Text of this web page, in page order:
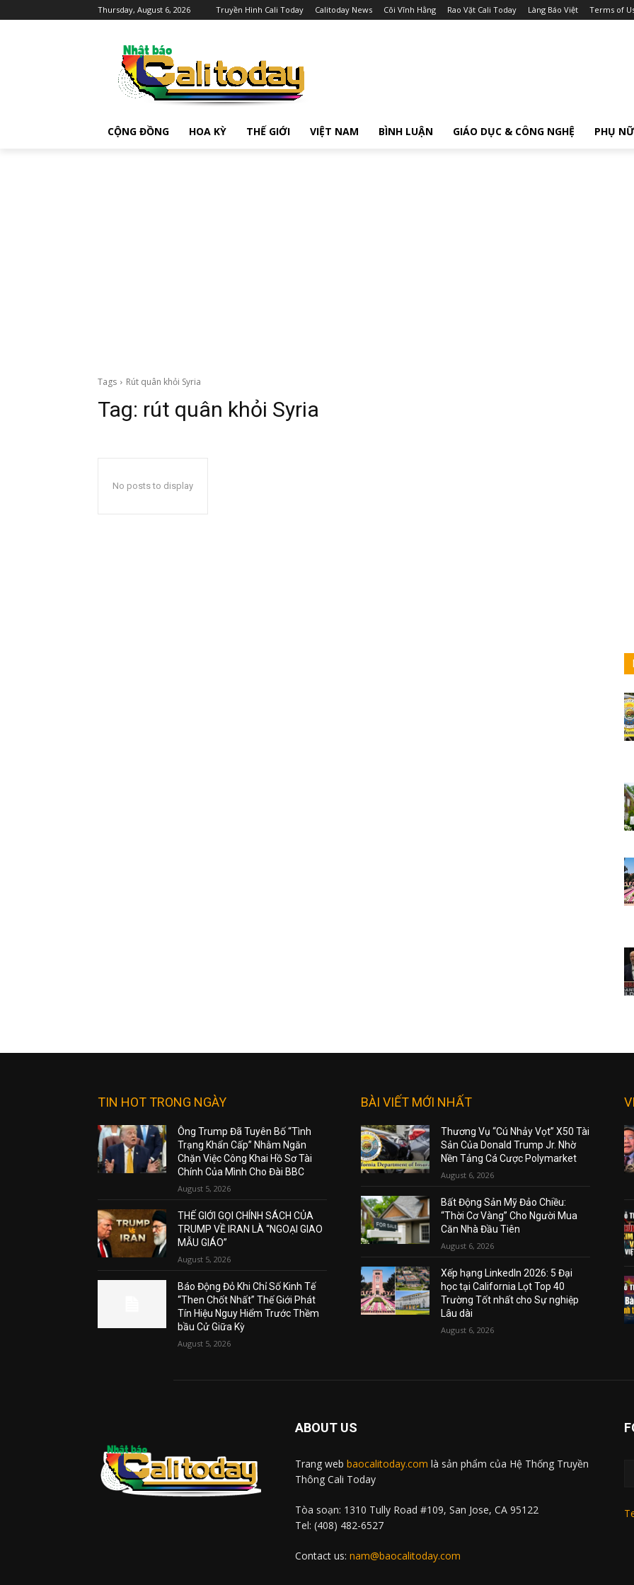
Thursday, August 6, 2026 Truyền Hình Cali Today Calitoday News Cõi Vĩnh Hằng Rao Vặt Cali Today Làng Báo Việt Terms of
CỘNG ĐỒNG HOA KỲ THẾ GIỚI VIỆT NAM BÌNH LUẬN GIÁO DỤC & CÔNG NGHỆ PHỤ NỮ
Tags Rút quân khỏi Syria
Tag: rút quân khỏi Syria
No posts to display
TIN HOT TRONG NGÀY
Ông Trump Đã Tuyên Bố “Tình
Trạng Khẩn Cấp” Nhằm Ngăn
Chặn Việc Công Khai Hồ Sơ Tài
Chính Của Mình Cho Đài BBC
August 5, 2026
THẾ GIỚI GỌI CHÍNH SÁCH CỦA
TRUMP VỀ IRAN LÀ “NGOẠI GIAO
MẪU GIÁO”
August 5, 2026
Báo Động Đỏ Khi Chỉ Số Kinh Tế
“Then Chốt Nhất” Thế Giới Phát
Tín Hiệu Nguy Hiểm Trước Thềm
bầu Cử Giữa Kỳ
August 5, 2026
BÀI VIẾT MỚI NHẤT
Thương Vụ “Cú Nhảy Vọt” X50 Tài
Sản Của Donald Trump Jr. Nhờ
Nền Tảng Cá Cược Polymarket
August 6, 2026
Bất Động Sản Mỹ Đảo Chiều:
“Thời Cơ Vàng” Cho Người Mua
Căn Nhà Đầu Tiên
August 6, 2026
Xếp hạng LinkedIn 2026: 5 Đại
học tại California Lọt Top 40
Trường Tốt nhất cho Sự nghiệp
Lâu dài
August 6, 2026
ABOUT US
Trang web baocalitoday.com là sản phẩm của Hệ Thống Truyền
Thông Cali Today
Tòa soạn: 1310 Tully Road #109, San Jose, CA 95122
Tel: (408) 482-6527
Contact us: nam@baocalitoday.com